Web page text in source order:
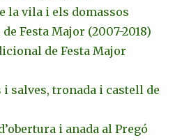
la vila i els domassos
Festa Major (2007-2018)
de Festa Major
i salves, tronada i castell de
i anada al Pregó